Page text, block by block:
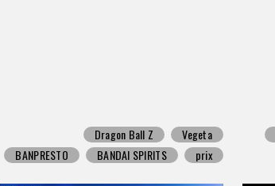
Dragon Ball Z
Vegeta
BANPRESTO
BANDAI SPIRITS prix